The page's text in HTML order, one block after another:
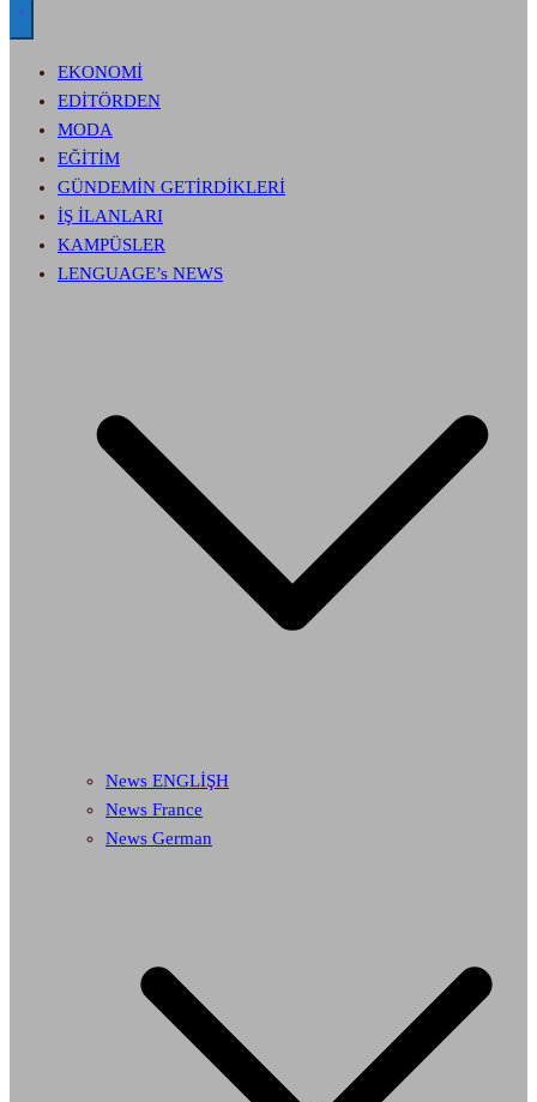
EKONOMİ
EDİTÖRDEN
MODA
EĞİTİM
GÜNDEMİN GETİRDİKLERİ
İŞ İLANLARI
KAMPÜSLER
LENGUAGE’s NEWS
News ENGLİŞH
News France
News German